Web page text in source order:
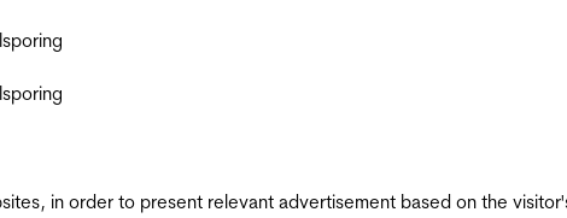
in order to present relevant advertisement based on the